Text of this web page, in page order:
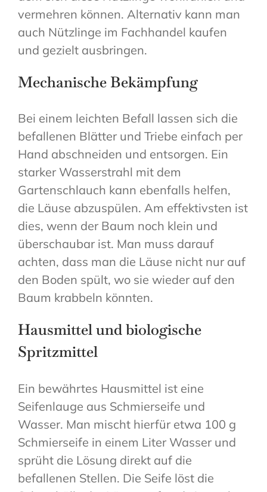
vermehren können. Alternativ kann man
auch Nützlinge im Fachhandel kaufen
und gezielt ausbringen.
Mechanische Bekämpfung
Bei einem leichten Befall lassen sich die
befallenen Blätter und Triebe einfach per
Hand abschneiden und entsorgen. Ein
starker Wasserstrahl mit dem
Gartenschlauch kann ebenfalls helfen,
die Läuse abzuspülen. Am effektivsten ist
dies, wenn der Baum noch klein und
überschaubar ist. Man muss darauf
achten, dass man die Läuse nicht nur auf
den Boden spült, wo sie wieder auf den
Baum krabbeln könnten.
Hausmittel und biologische
Spritzmittel
Ein bewährtes Hausmittel ist eine
Seifenlauge aus Schmierseife und
Wasser. Man mischt hierfür etwa 100 g
Schmierseife in einem Liter Wasser und
sprüht die Lösung direkt auf die
befallenen Stellen. Die Seife löst die